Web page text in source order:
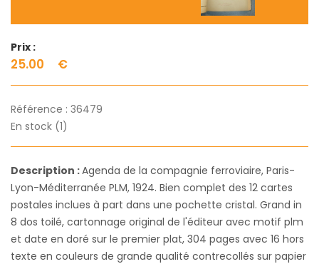
Prix :
25.00 €
Référence : 36479
En stock (1)
Description :Agenda de la compagnie ferroviaire, Paris-
Lyon-Méditerranée PLM, 1924. Bien complet des 12 cartes
postales inclues à part dans une pochette cristal. Grand in
8 dos toilé, cartonnage original de l'éditeur avec motif plm
et date en doré sur le premier plat, 304 pages avec 16 hors
texte en couleurs de grande qualité contrecollés sur papier